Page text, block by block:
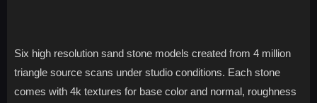
Six high resolution sand stone models created from 4 million
triangle source scans under studio conditions. Each stone
comes with 4k textures for base color and normal, roughness